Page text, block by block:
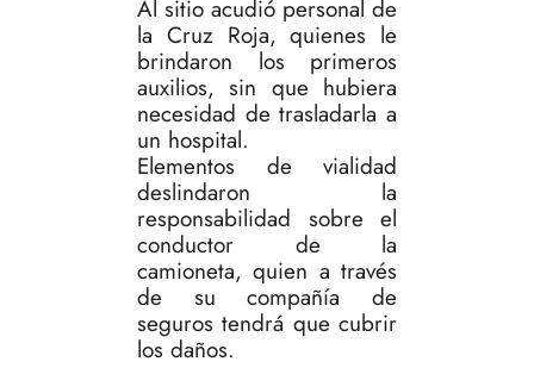
Al sitio acudió personal de
la Cruz Roja, quienes le
brindaron los primeros
auxilios, sin que hubiera
necesidad de trasladarla a
un hospital.
Elementos de vialidad
deslindaron la
responsabilidad sobre el
conductor de la
camioneta, quien a través
de su compañía de
seguros tendrá que cubrir
los daños.